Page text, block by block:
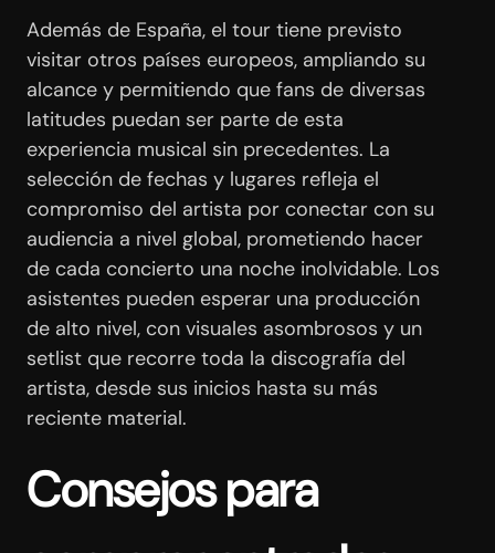
Además de España, el tour tiene previsto
visitar otros países europeos, ampliando su
alcance y permitiendo que fans de diversas
latitudes puedan ser parte de esta
experiencia musical sin precedentes. La
selección de fechas y lugares refleja el
compromiso del artista por conectar con su
audiencia a nivel global, prometiendo hacer
de cada concierto una noche inolvidable. Los
asistentes pueden esperar una producción
de alto nivel, con visuales asombrosos y un
setlist que recorre toda la discografía del
artista, desde sus inicios hasta su más
reciente material.
Consejos para